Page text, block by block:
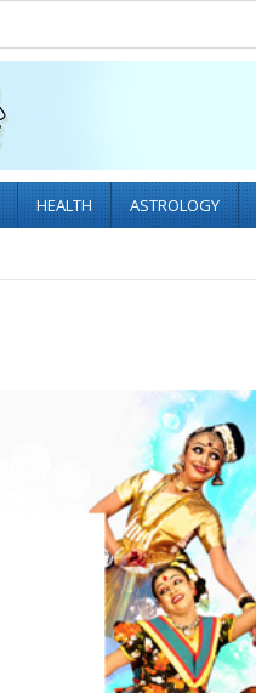
HEALTH ASTROLOGY